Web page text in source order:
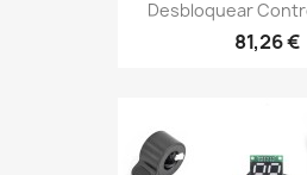
Desbloquear
81,26 €